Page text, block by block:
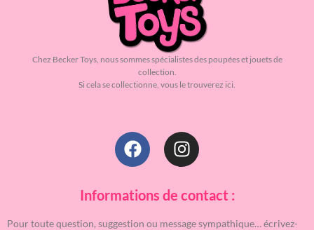
Chez Becker Toys, nous sommes spécialistes des poupées et jouets de
collection.
Si cela se collectionne, vous le trouverez ici.
Informations de contact :
Pour toute question, suggestion ou message sympathique… écrivez-